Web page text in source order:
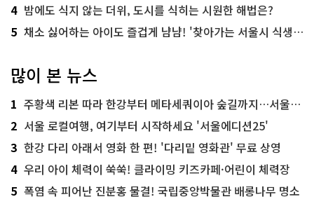
4 밤에도 식지 않는 더위, 도시를 식히는 시원한 해법은?
5 채소 싫어하는 아이도 즐겁게 냠냠! '찾아가는 서울시 식생활 교육' 현장
많이 본 뉴스
1 주황색 리본 따라 한강부터 메타세쿼이아 숲길까지…서울둘레길 15코스
2 서울 로컬여행, 여기부터 시작하세요 '서울에디션25'
3 한강 다리 아래서 영화 한 편! '다리밑 영화관' 무료 상영
4 우리 아이 체력이 쑥쑥! 클라이밍 키즈카페·어린이 체력장
5 폭염 속 피어난 진분홍 물결! 국립중앙박물관 배롱나무 명소